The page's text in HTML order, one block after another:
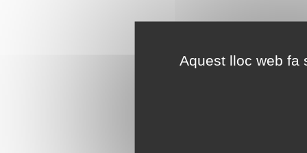
Aquest lloc web fa